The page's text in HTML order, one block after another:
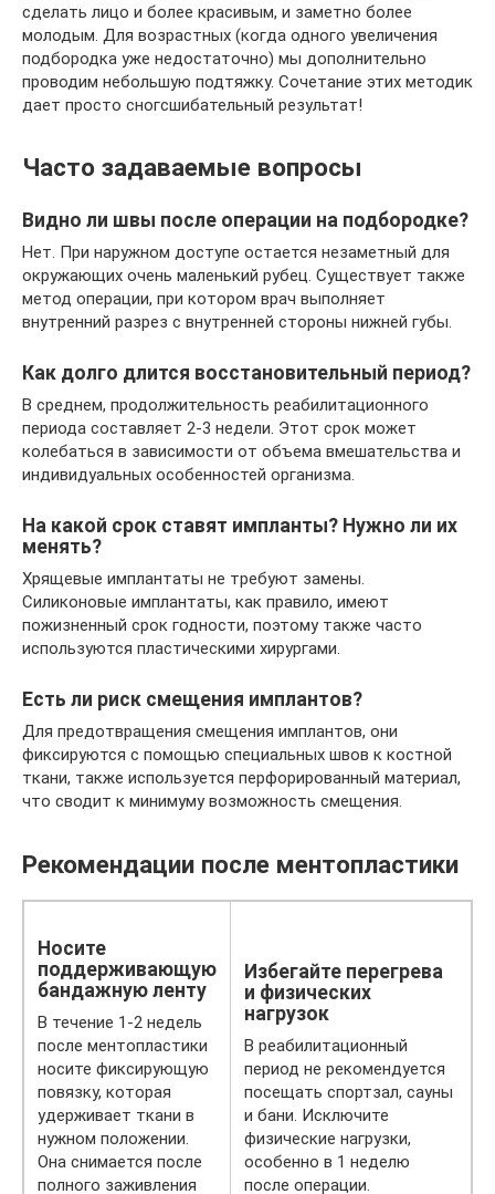
сделать лицо и более красивым, и заметно более
молодым. Для возрастных (когда одного увеличения
подбородка уже недостаточно) мы дополнительно
проводим небольшую подтяжку. Сочетание этих методик
дает просто сногсшибательный результат!
Часто задаваемые вопросы
Видно ли швы после операции на подбородке?
Нет. При наружном доступе остается незаметный для
окружающих очень маленький рубец. Существует также
метод операции, при котором врач выполняет
внутренний разрез с внутренней стороны нижней губы.
Как долго длится восстановительный период?
В среднем, продолжительность реабилитационного
периода составляет 2-3 недели. Этот срок может
колебаться в зависимости от объема вмешательства и
индивидуальных особенностей организма.
На какой срок ставят импланты? Нужно ли их
менять?
Хрящевые имплантаты не требуют замены.
Силиконовые имплантаты, как правило, имеют
пожизненный срок годности, поэтому также часто
используются пластическими хирургами.
Есть ли риск смещения имплантов?
Для предотвращения смещения имплантов, они
фиксируются с помощью специальных швов к костной
ткани, также используется перфорированный материал,
что сводит к минимуму возможность смещения.
Рекомендации после ментопластики
Носите
поддерживающую
бандажную ленту
В течение 1-2 недель
после ментопластики
носите фиксирующую
повязку, которая
удерживает ткани в
нужном положении.
Она снимается после
полного заживления
Избегайте перегрева
и физических
нагрузок
В реабилитационный
период не рекомендуется
посещать спортзал, сауны
и бани. Исключите
физические нагрузки,
особенно в 1 неделю
после операции.